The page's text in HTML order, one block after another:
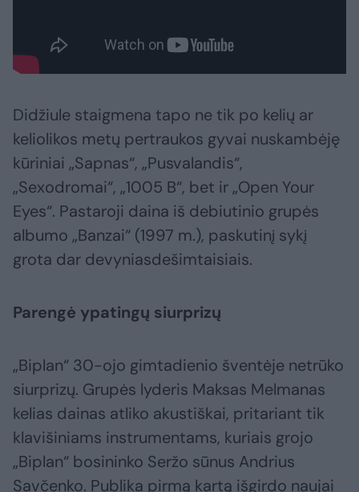
Didžiule staigmena tapo ne tik po kelių ar
keliolikos metų pertraukos gyvai nuskambėję
kūriniai „Sapnas“, „Pusvalandis“,
„Sexodromai“, „1005 B“, bet ir „Open Your
Eyes“. Pastaroji daina iš debiutinio grupės
albumo „Banzai“ (1997 m.), paskutinį sykį
grota dar devyniasdešimtaisiais.
Parengė ypatingų siurprizų
„Biplan“ 30-ojo gimtadienio šventėje netrūko
siurprizų. Grupės lyderis Maksas Melmanas
kelias dainas atliko akustiškai, pritariant tik
klavišiniams instrumentams, kuriais grojo
„Biplan“ bosininko Seržo sūnus Andrius
Savčenko. Publika pirmą kartą išgirdo naujai